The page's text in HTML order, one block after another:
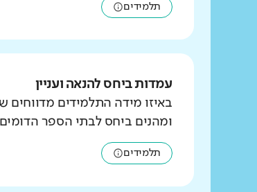
תלמידים
עמדות ביחס להנאה ועניין
באיזו מידה התלמידים מדווחים
ומהנים ביחס לבתי הספר
תלמידים